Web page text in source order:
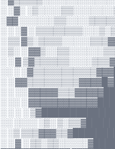
░ ░▓░
░▓▓
░ ░ ░▓ ░
░ ▒▒
░ ▒░ ░
░ ░ ▓
░░ ░
░ ░
░ ░ ░░
░ ░░ ░
░ ░ ░ ░
░░ ░░░░ ░▒░
░ ░▒
░ ░ ▓ ░